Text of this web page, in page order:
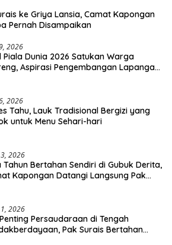
ke Griya Lansia, Camat Kapongan
Pernah Disampaikan
2026
Piala Dunia 2026 Satukan Warga
Aspirasi Pengembangan Lapangan
2026
Tahu, Lauk Tradisional Bergizi yang
untuk Menu Sehari-hari
2026
Tahun Bertahan Sendiri di Gubuk Derita,
Kapongan Datangi Langsung Pak
2026
Persaudaraan di Tengah
Pak Surais Bertahan